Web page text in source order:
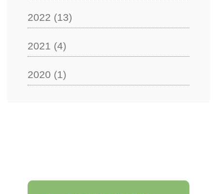
2022 (13)
2021 (4)
2020 (1)